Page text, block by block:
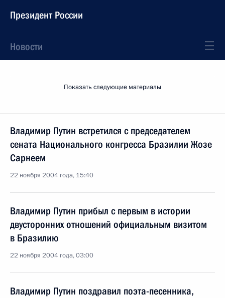
Президент России
Новости
Показать следующие материалы
Владимир Путин встретился с председателем
сената Национального конгресса Бразилии Жозе
Сарнеем
22 ноября 2004 года, 15:40
Владимир Путин прибыл с первым в истории
двусторонних отношений официальным визитом
в Бразилию
22 ноября 2004 года, 03:00
Владимир Путин поздравил поэта-песенника,